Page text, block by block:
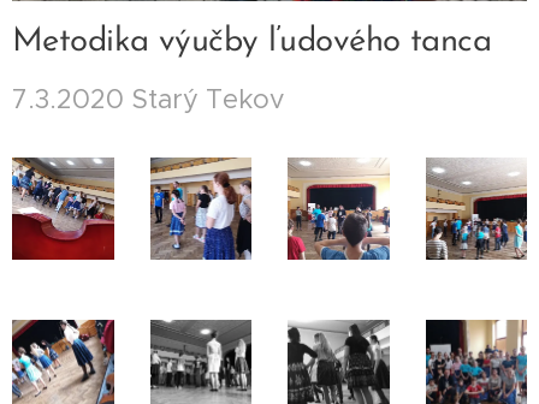
Metodika výučby ľudového tanca
7.3.2020 Starý Tekov